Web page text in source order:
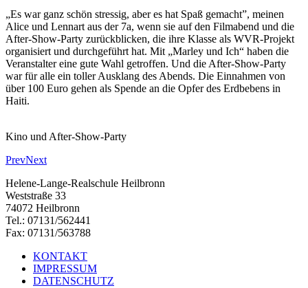
„Es war ganz schön stressig, aber es hat Spaß gemacht”, meinen
Alice und Lennart aus der 7a, wenn sie auf den Filmabend und die
After-Show-Party zurückblicken, die ihre Klasse als WVR-Projekt
organisiert und durchgeführt hat. Mit „Marley und Ich“ haben die
Veranstalter eine gute Wahl getroffen. Und die After-Show-Party
war für alle ein toller Ausklang des Abends. Die Einnahmen von
über 100 Euro gehen als Spende an die Opfer des Erdbebens in
Haiti.
Kino und After-Show-Party
PrevNext
Helene-Lange-Realschule Heilbronn
Weststraße 33
74072 Heilbronn
Tel.: 07131/562441
Fax: 07131/563788
KONTAKT
IMPRESSUM
DATENSCHUTZ